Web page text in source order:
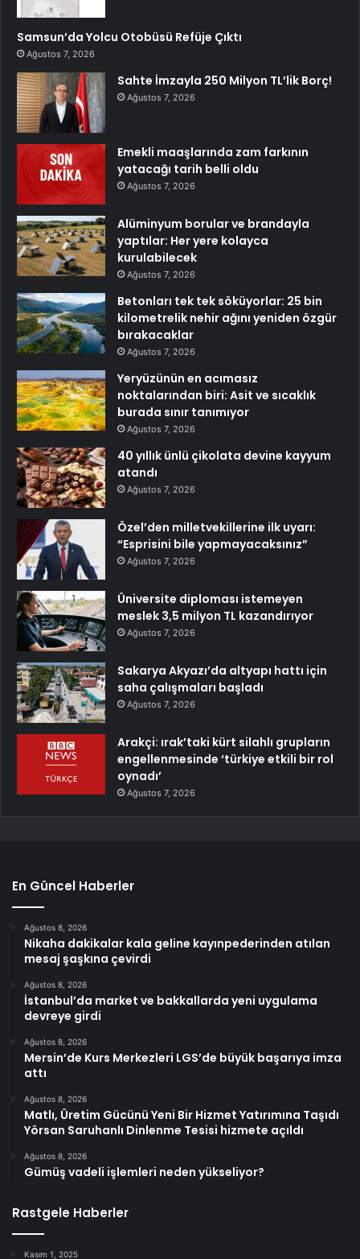
Samsun’da Yolcu Otobüsü Refüje Çıktı
Ağustos 7, 2026
Sahte İmzayla 250 Milyon TL’lik Borç!
Ağustos 7, 2026
Emekli maaşlarında zam farkının
yatacağı tarih belli oldu
Ağustos 7, 2026
Alüminyum borular ve brandayla
yaptılar: Her yere kolayca
kurulabilecek
Ağustos 7, 2026
Betonları tek tek söküyorlar: 25 bin
kilometrelik nehir ağını yeniden özgür
bırakacaklar
Ağustos 7, 2026
Yeryüzünün en acımasız
noktalarından biri: Asit ve sıcaklık
burada sınır tanımıyor
Ağustos 7, 2026
40 yıllık ünlü çikolata devine kayyum
atandı
Ağustos 7, 2026
Özel’den milletvekillerine ilk uyarı:
“Esprisini bile yapmayacaksınız”
Ağustos 7, 2026
Üniversite diploması istemeyen
meslek 3,5 milyon TL kazandırıyor
Ağustos 7, 2026
Sakarya Akyazı’da altyapı hattı için
saha çalışmaları başladı
Ağustos 7, 2026
Arakçi: ırak’taki kürt silahlı grupların
engellenmesinde ‘türkiye etkili bir rol
oynadı’
Ağustos 7, 2026
En Güncel Haberler
Ağustos 8, 2026
Nikaha dakikalar kala geline kayınpederinden atılan
mesaj şaşkına çevirdi
Ağustos 8, 2026
İstanbul’da market ve bakkallarda yeni uygulama
devreye girdi
Ağustos 8, 2026
Mersin’de Kurs Merkezleri LGS’de büyük başarıya imza
attı
Ağustos 8, 2026
Matlı, Üretim Gücünü Yeni Bir Hizmet Yatırımına Taşıdı
Yörsan Saruhanlı Dinlenme Tesisi hizmete açıldı
Ağustos 8, 2026
Gümüş vadeli işlemleri neden yükseliyor?
Rastgele Haberler
Kasım 1, 2025